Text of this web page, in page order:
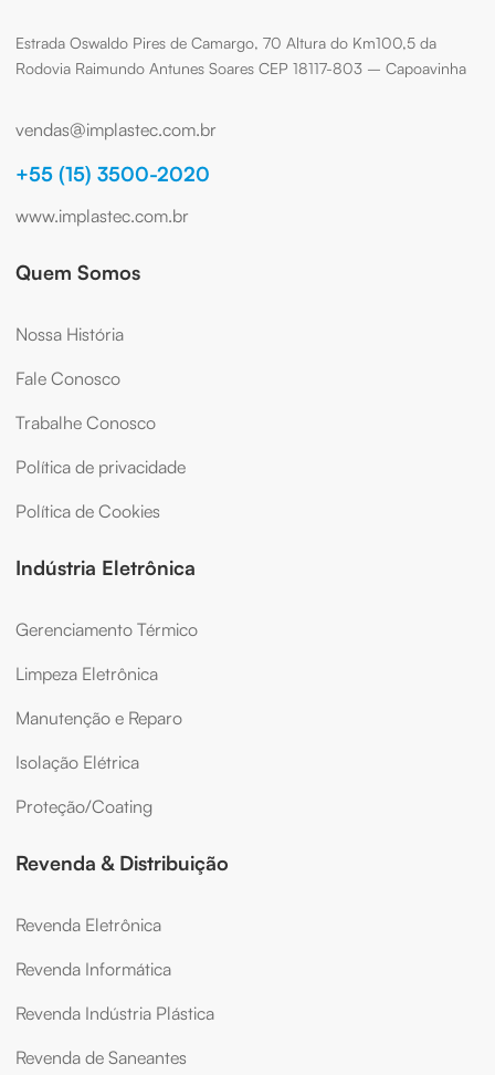
Estrada Oswaldo Pires de Camargo, 70 Altura do Km100,5 da
Rodovia Raimundo Antunes Soares CEP 18117-803 – Capoavinha
vendas@implastec.com.br
+55 (15) 3500-2020
www.implastec.com.br
Quem Somos
Nossa História
Fale Conosco
Trabalhe Conosco
Política de privacidade
Política de Cookies
Indústria Eletrônica
Gerenciamento Térmico
Limpeza Eletrônica
Manutenção e Reparo
Isolação Elétrica
Proteção/Coating
Revenda & Distribuição
Revenda Eletrônica
Revenda Informática
Revenda Indústria Plástica
Revenda de Saneantes